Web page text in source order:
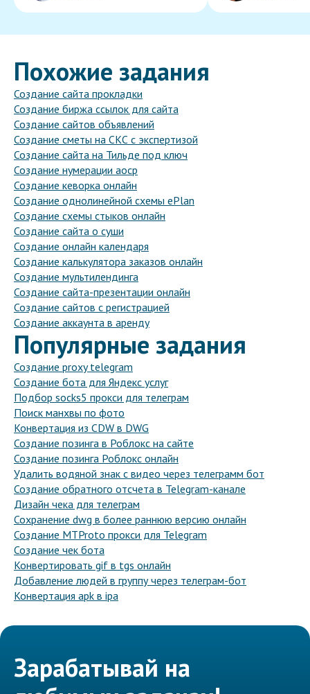
Похожие задания
Создание сайта прокладки
Создание биржа ссылок для сайта
Создание сайтов объявлений
Создание сметы на СКС с экспертизой
Создание сайта на Тильде под ключ
Создание нумерации аоср
Создание кеворка онлайн
Создание однолинейной схемы ePlan
Создание схемы стыков онлайн
Создание сайта о суши
Создание онлайн календаря
Создание калькулятора заказов онлайн
Создание мультилендинга
Создание сайта-презентации онлайн
Создание сайтов с регистрацией
Создание аккаунта в аренду
Популярные задания
Создание proxy telegram
Создание бота для Яндекс услуг
Подбор socks5 прокси для телеграм
Поиск манхвы по фото
Конвертация из CDW в DWG
Создание позинга в Роблокс на сайте
Создание позинга Роблокс онлайн
Удалить водяной знак с видео через телеграмм бот
Создание обратного отсчета в Telegram-канале
Дизайн чека для телеграм
Сохранение dwg в более раннюю версию онлайн
Создание MTProto прокси для Telegram
Создание чек бота
Конвертировать gif в tgs онлайн
Добавление людей в группу через телеграм-бот
Конвертация apk в ipa
Зарабатывай на